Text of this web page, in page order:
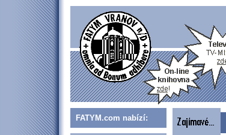
FATYM.com nabízí: